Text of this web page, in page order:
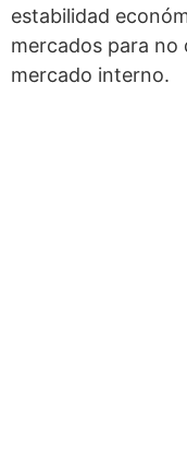
estabilidad
mercados para no
mercado interno.